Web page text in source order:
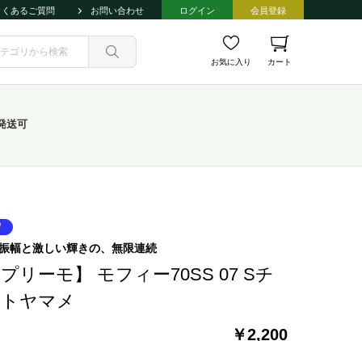
くあるご質問 お問い合わせ ログイン 会員登録
お気に入り カート
送可
幅と激しい輝きの、無限連続
プリーモ】 モフィー70SS 07 Sチ
ヤマメ
￥2,200